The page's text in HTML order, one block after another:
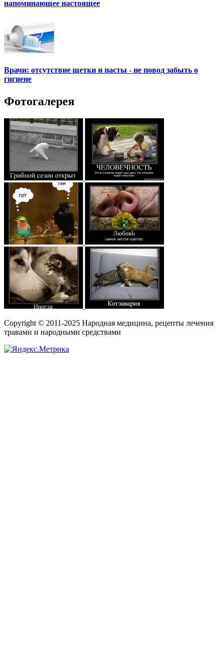
напоминающее настоящее
Врачи: отсутствие щетки и пасты - не повод забыть о
гигиене
Фотогалерея
Copyright © 2011-2025 Народная медицина, рецепты лечения
травами и народными средствами